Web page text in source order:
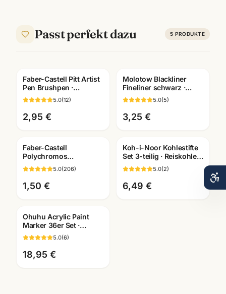
Passt perfekt dazu 5 PRODUKTE
Faber-Castell Pitt Artist
Pen Brushpen ·
pigmentiert
dokumentenecht · alle
Farben
5.0(12)
2,95 €
Molotow Blackliner
Fineliner schwarz ·
pigmentiert +
dokumentenecht ·
Künstlerbedarf
5.0(5)
3,25 €
Faber-Castell
Polychromos
Künstlerfarbstifte ·
Einzelstift alle Farben ·
Mannheim
5.0(206)
1,50 €
Koh-i-Noor Kohlestifte
Set 3-teilig · Reiskohle
weiss + schwarz ·
Künstlerbedarf
5.0(2)
6,49 €
Ohuhu Acrylic Paint
Marker 36er Set ·
Acrylstifte für
Illustration & Manga
5.0(6)
18,95 €